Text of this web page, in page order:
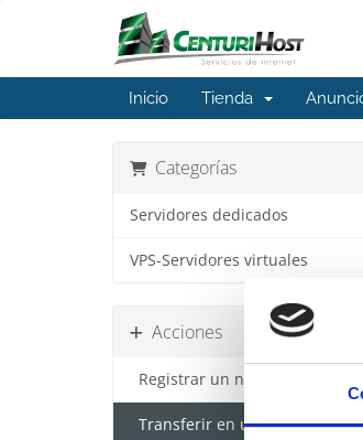
Inicio Tienda
Categorías
Servidores dedicados
VPS-Servidores virtuales
Acciones
Registrar un nuevo dominio
Transferir en un dominio